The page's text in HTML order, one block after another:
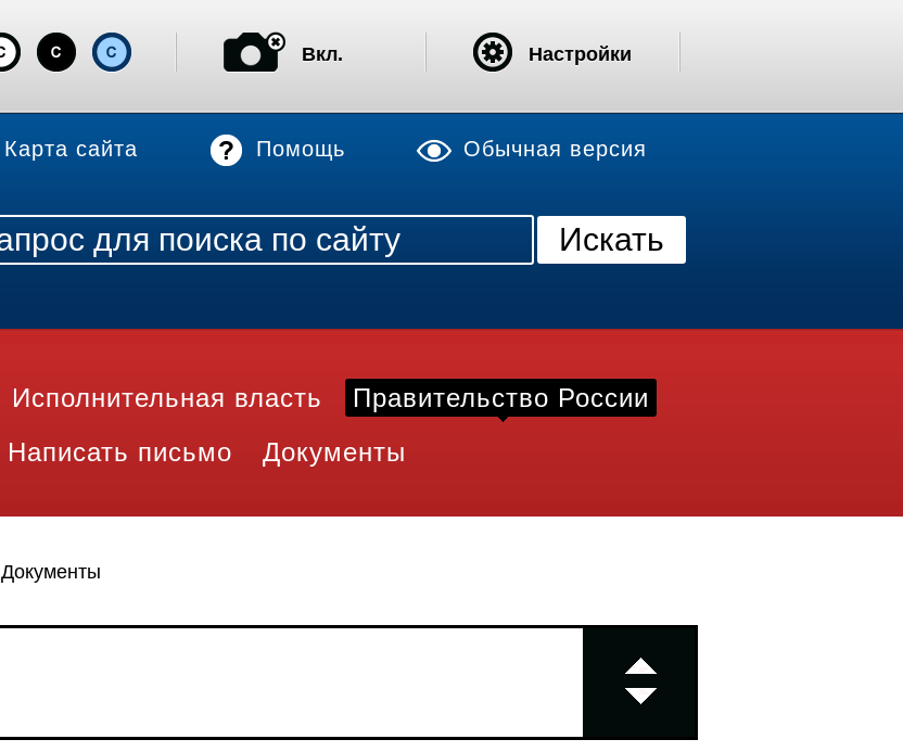
Карта сайта Помощь Обычная версия
Исполнительная власть
Правительство России
Написать письмо Документы
Документы
Вкл. Настройки